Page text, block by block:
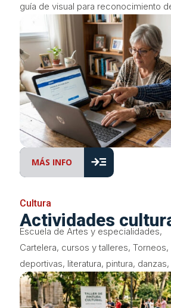
guía de visual para reconocimiento
MÁS INFO read_more
Cultura
Actividades
Escuela de Artes y especialidades,
Cartelera, cursos y talleres,
deportivas, literatura, pintura,